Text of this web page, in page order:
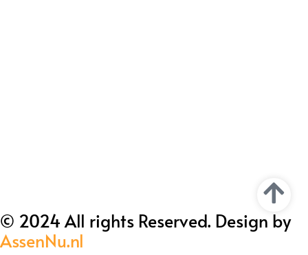
© 2024 All rights Reserved. Design by
AssenNu.nl